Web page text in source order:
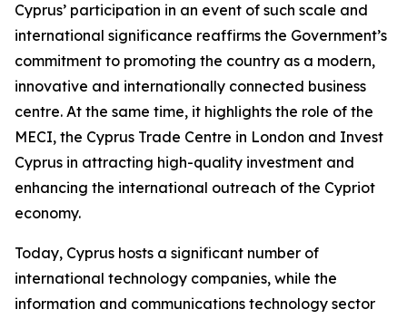
Cyprus’ participation in an event of such scale and
international significance reaffirms the Government’s
commitment to promoting the country as a modern,
innovative and internationally connected business
centre. At the same time, it highlights the role of the
MECI, the Cyprus Trade Centre in London and Invest
Cyprus in attracting high-quality investment and
enhancing the international outreach of the Cypriot
economy.
Today, Cyprus hosts a significant number of
international technology companies, while the
information and communications technology sector